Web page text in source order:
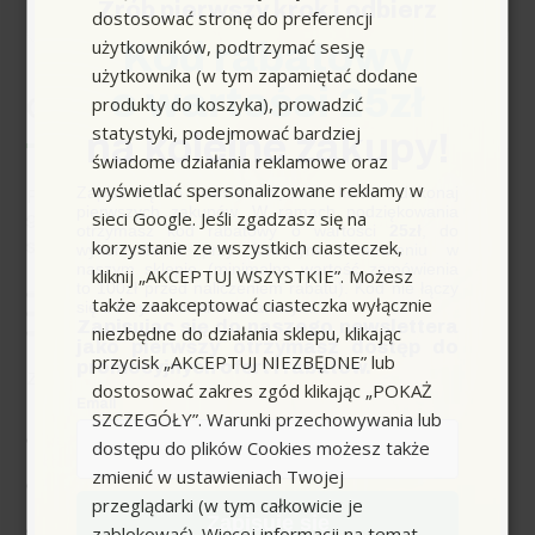
(V/Hz):
Profesjonalny odkurzacz na mokro/sucho Kärcher NT
90/2 (1.667-700.0). Dwie turbiny, wąż spustowy i
solidne podwozie. Niezrównana moc ssania.
Wyposażenie standardowe
Zakres dostawy
Wąż ssący: 2.5 m, z
Rury ssące: 2 szt., 0.55 m,
stal chromowana
Ssawka uniwersalna do
dostosować stronę do preferencji
użytkowników, podtrzymać sesję
użytkownika (w tym zapamiętać dodane
produkty do koszyka), prowadzić
statystyki, podejmować bardziej
świadome działania reklamowe oraz
wyświetlać spersonalizowane reklamy w
sieci Google. Jeśli zgadzasz się na
korzystanie ze wszystkich ciasteczek,
kliknij „AKCEPTUJ WSZYSTKIE”. Możesz
także zaakceptować ciasteczka wyłącznie
niezbędne do działania sklepu, klikając
przycisk „AKCEPTUJ NIEZBĘDNE” lub
dostosować zakres zgód klikając „POKAŻ
SZCZEGÓŁY”. Warunki przechowywania lub
dostępu do plików Cookies możesz także
zmienić w ustawieniach Twojej
przeglądarki (w tym całkowicie je
Zrób pierwszy krok i odbierz
Kod rabatowy
o wartości 25zł
na kolejne zakupy!
Zapisz się do newslettera, załóż konto i dokonaj
pierwszych zakupów. W ramach podziękowania
otrzymasz kod rabatowy o wartości
wykorzystania przy kolejnym zamówieniu w
naszym sklepie (minimalna wartość zamówienia
to 100zł przed naliczeniem rabatu). Kod nie łączy
się z innymi kodami rabatowymi.
Zapisując się do naszego newslettera
jako pierwszy otrzymasz dostęp do
promocyjnych ofert i rabatów.
Email
Zapisuję się